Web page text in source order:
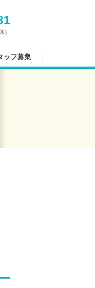
）
ッフ募集